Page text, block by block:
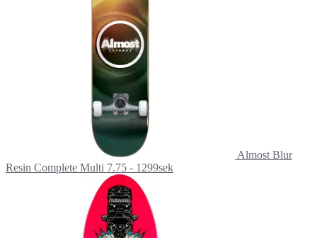
Almost Blur
Resin Complete Multi 7.75 - 1299sek